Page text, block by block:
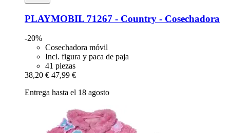
PLAYMOBIL 71267 -​ Country -​ Cosechadora
-20%
Cosechadora móvil
Incl. figura y paca de paja
41 piezas
38,20 € 47,99 €
Entrega hasta el 18 agosto